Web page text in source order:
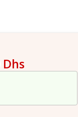
Dhs